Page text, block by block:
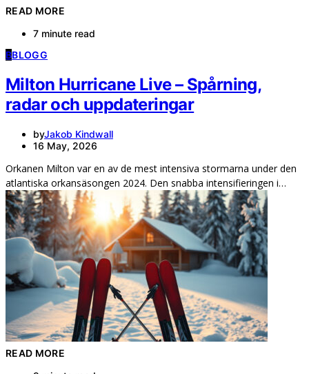
READ MORE
7 minute read
BBLOGG
Milton Hurricane Live – Spårning,
radar och uppdateringar
byJakob Kindwall
16 May, 2026
Orkanen Milton var en av de mest intensiva stormarna under den
atlantiska orkansäsongen 2024. Den snabba intensifieringen i…
READ MORE